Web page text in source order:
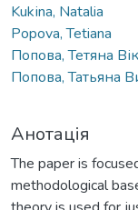
Kukіna, Natalia
Popova, Tetiana
Попова, Тетяна
Попова, Татьяна
Анотація
The paper is
methodological